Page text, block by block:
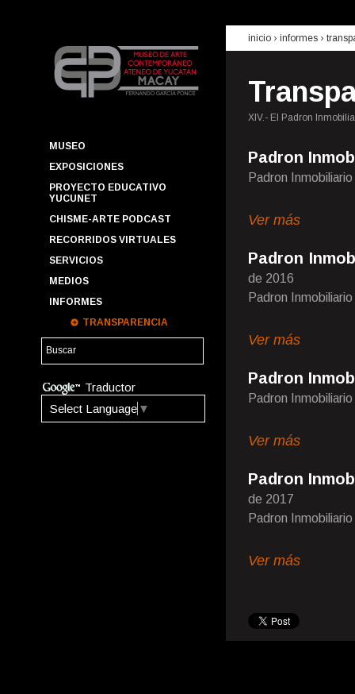
MUSEO
EXPOSICIONES
PROYECTO EDUCATIVO
YUCUNET
CHISME-ARTE PODCAST
RECORRIDOS VIRTUALES
SERVICIOS
MEDIOS
INFORMES
TRANSPARENCIA
Traductor
Select Language ▼
inicio › informes ›
XIV.- El Padron
Padron
Padron
Ver más
Padron
de 2016
Padron
Ver más
Padron
Padron
Ver más
Padron
de 2017
Padron
Ver más